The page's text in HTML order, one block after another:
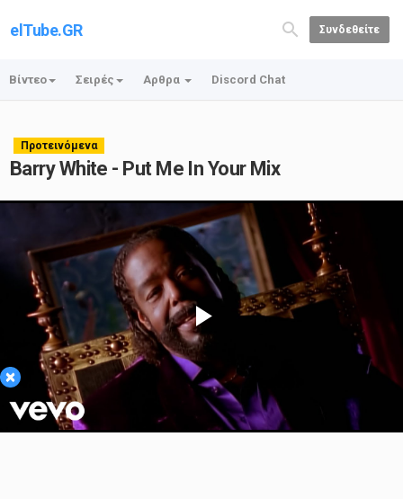
elTube.GR Συνδεθείτε
Βίντεο Σειρές Αρθρα Discord Chat
Προτεινόμενα
Barry White - Put Me In Your Mix
×
Play
Video